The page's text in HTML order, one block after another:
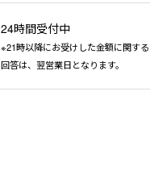
24時間受付中
※21時以降にお受けした金額に関す
回答は、翌営業日となります。